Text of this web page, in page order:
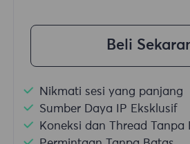
Beli
Nikmati sesi yang panjang
Sumber Daya IP Eksklusif
Koneksi dan Thread Tanpa